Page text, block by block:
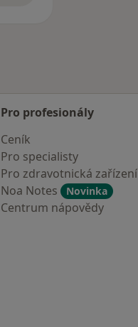
Pro profesionály
Ceník
Pro specialisty
Pro zdravotnická zařízení
Noa Notes
Novinka
Centrum nápovědy